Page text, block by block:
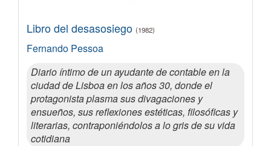
Libro del desasosiego (1982)
Fernando Pessoa
Diario íntimo de un ayudante de contable en la
ciudad de Lisboa en los años 30, donde el
protagonista plasma sus divagaciones y
ensueños, sus reflexiones estéticas, filosóficas y
literarias, contraponiéndolos a lo gris de su vida
cotidiana